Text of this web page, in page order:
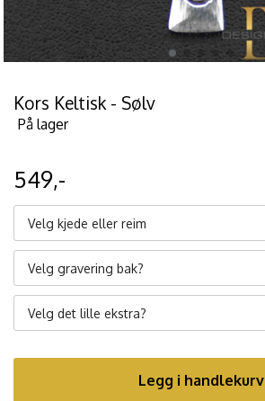
Kors Keltisk - Sølv
På lager
549,-
Velg kjede eller reim
Velg gravering bak?
Velg det lille ekstra?
Legg i handlekurv